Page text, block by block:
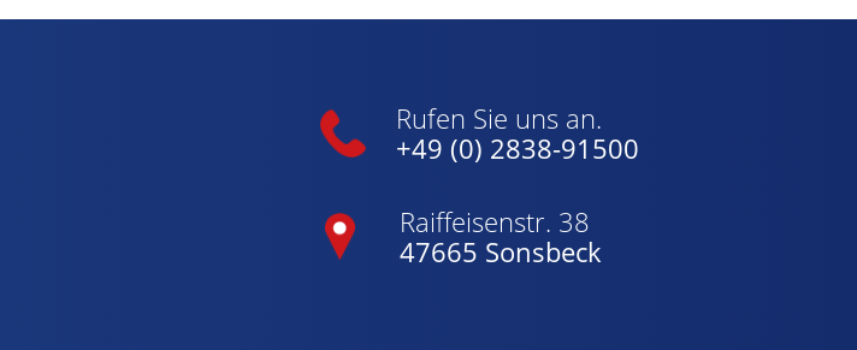
Rufen Sie uns an.
+49 (0) 2838-91500
Raiffeisenstr. 38
47665 Sonsbeck